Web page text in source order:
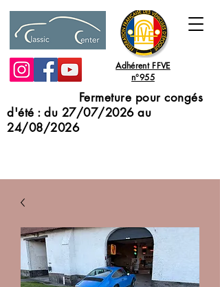
Adhérent FFVE
n°955
Fermeture pour congés
d'été : du 27/07/2026 au
24/08/2026